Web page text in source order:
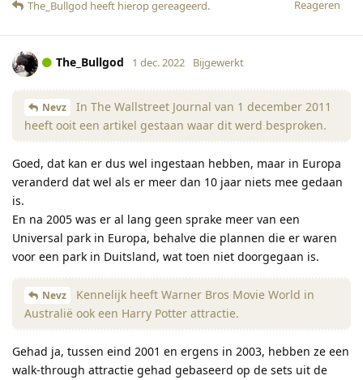
Reageren
The_Bullgod heeft hierop gereageerd.
The_Bullgod 1 dec. 2022 Bijgewerkt
Nevz
In The Wallstreet Journal van 1 december 2011
heeft ooit een artikel gestaan waar dit werd besproken.
Goed, dat kan er dus wel ingestaan hebben, maar in Europa
veranderd dat wel als er meer dan 10 jaar niets mee gedaan
is.
En na 2005 was er al lang geen sprake meer van een
Universal park in Europa, behalve die plannen die er waren
voor een park in Duitsland, wat toen niet doorgegaan is.
Nevz
Kennelijk heeft Warner Bros Movie World in
Australië ook een Harry Potter attractie.
Gehad ja, tussen eind 2001 en ergens in 2003, hebben ze een
walk-through attractie gehad gebaseerd op de sets uit de